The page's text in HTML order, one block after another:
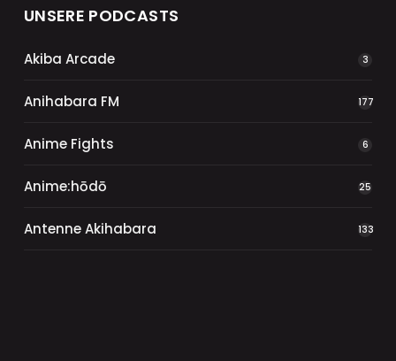
UNSERE PODCASTS
Akiba Arcade 3
Anihabara FM 177
Anime Fights 6
Anime:hōdō 25
Antenne Akihabara 133